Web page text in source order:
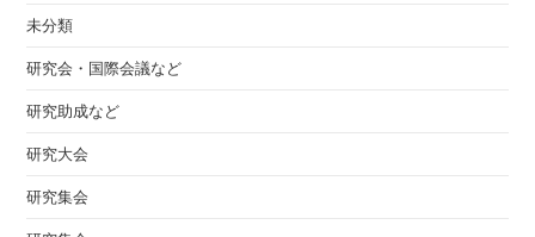
未分類
研究会・国際会議など
研究助成など
研究大会
研究集会